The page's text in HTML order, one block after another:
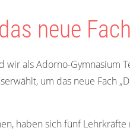
neue
wir als Adorno-Gymnasium
um das neue Fach
haben sich fünf Lehrkräfte